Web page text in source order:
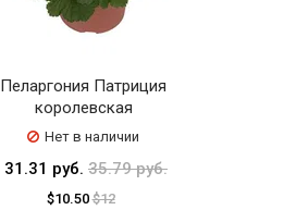
Пеларгония Патриция
королевская
Нет в наличии
31.31 руб. 35.79 руб.
$10.50$12